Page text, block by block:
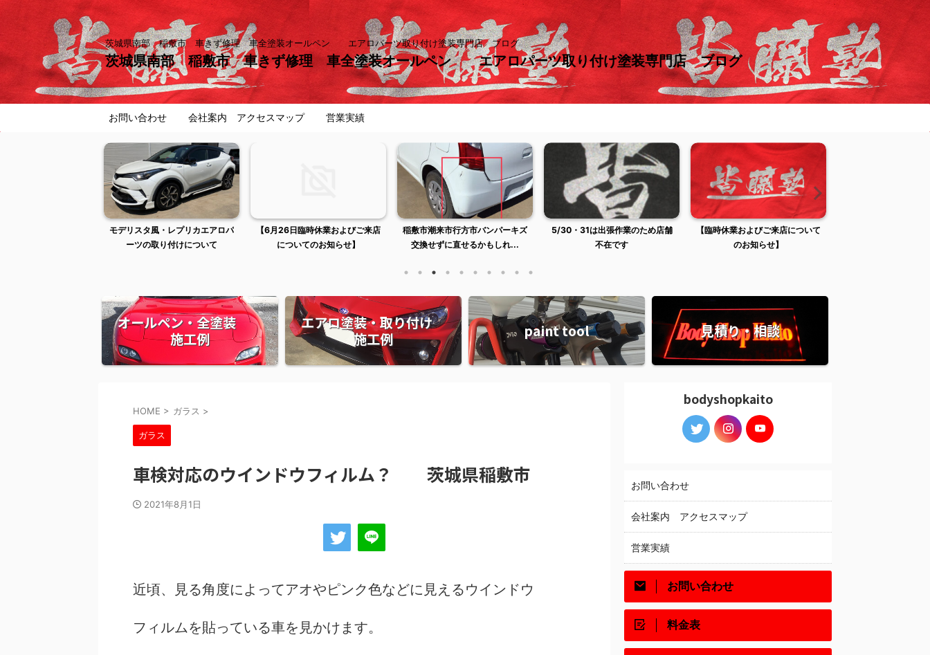
茨城県南部 稲敷市 車きず修理 車全塗装オールペン エアロパーツ取り付け塗装専門店 ブログ
茨城県南部 稲敷市 車きず修理 車全塗装オールペン エアロパーツ取り付け塗装専門店 ブログ
お問い合わせ 会社案内 アクセスマップ 営業実績
モデリスタ風・レプリカエアロパ
ーツの取り付けについて
【6月26日臨時休業およびご来店
についてのお知らせ】
稲敷市潮来市行方市バンパーキズ
交換せずに直せるかもしれ...
5/30・31は出張作業のため店舗
不在です
【臨時休業およびご来店について
のお知らせ】
オールペン・全塗装
施工例
エアロ塗装・取り付け
施工例
paint tool 見積り・相談
HOME > ガラス >
ガラス
車検対応のウインドウフィルム？ 茨城県稲敷市
2021年8月1日
近頃、見る角度によってアオやピンク色などに見えるウインドウ
フィルムを貼っている車を見かけます。
bodyshopkaito
お問い合わせ
会社案内 アクセスマップ
営業実績
お問い合わせ
料金表